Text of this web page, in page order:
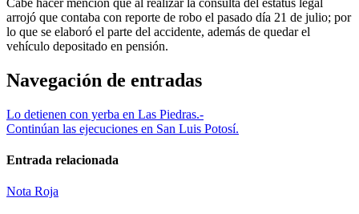
arrojó que contaba con reporte de robo el pasado día 21 de julio; por
lo que se elaboró el parte del accidente, además de quedar el
vehículo depositado en pensión.
Navegación de entradas
Lo detienen con yerba en Las Piedras.-
Continúan las ejecuciones en San Luis Potosí.
Entrada relacionada
Nota Roja